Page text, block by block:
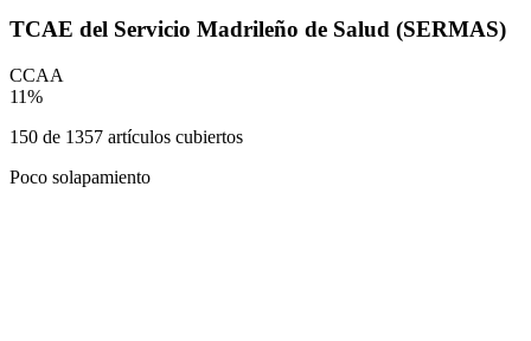
TCAE del Servicio Madrileño de Salud (SERMAS)
CCAA
11%
150 de 1357 artículos cubiertos
Poco solapamiento